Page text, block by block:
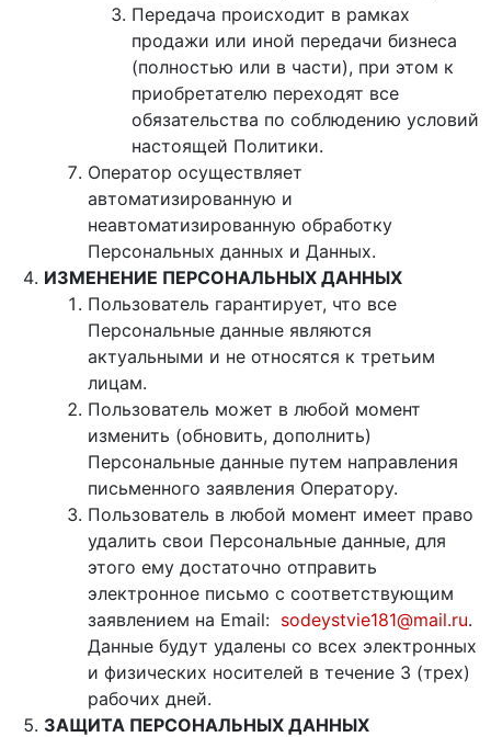
Передача происходит в рамках
продажи или иной передачи бизнеса
(полностью или в части), при этом к
приобретателю переходят все
обязательства по соблюдению условий
настоящей Политики.
Оператор осуществляет
автоматизированную и
неавтоматизированную обработку
Персональных данных и Данных.
ИЗМЕНЕНИЕ ПЕРСОНАЛЬНЫХ ДАННЫХ
Пользователь гарантирует, что все
Персональные данные являются
актуальными и не относятся к третьим
лицам.
Пользователь может в любой момент
изменить (обновить, дополнить)
Персональные данные путем направления
письменного заявления Оператору.
Пользователь в любой момент имеет право
удалить свои Персональные данные, для
этого ему достаточно отправить
электронное письмо с соответствующим
заявлением на Email: sodeystvie181@mail.ru.
Данные будут удалены со всех электронных
и физических носителей в течение 3 (трех)
рабочих дней.
ЗАЩИТА ПЕРСОНАЛЬНЫХ ДАННЫХ